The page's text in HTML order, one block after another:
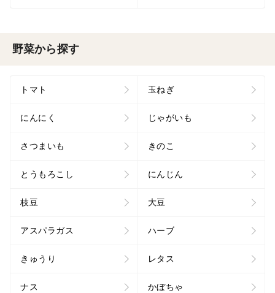
野菜から探す
トマト 玉ねぎ
にんにく じゃがいも
さつまいも きのこ
とうもろこし にんじん
枝豆 大豆
アスパラガス ハーブ
きゅうり レタス
ナス かぼちゃ